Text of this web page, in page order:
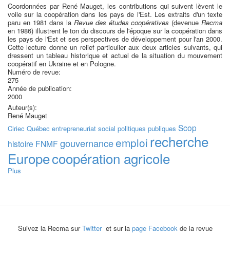
Coordonnées par René Mauget, les contributions qui suivent lèvent le
voile sur la coopération dans les pays de l'Est. Les extraits d'un texte
paru en 1981 dans la Revue des études coopératives (devenueRecma
en 1986) illustrent le ton du discours de l'époque sur la coopération dans
les pays de l'Est et ses perspectives de développement pour l'an 2000.
Cette lecture donne un relief particulier aux deux articles suivants, qui
dressent un tableau historique et actuel de la situation du mouvement
coopératif en Ukraine et en Pologne.
Numéro de revue:
275
Année de publication:
2000
Auteur(s):
René Mauget
Ciriec Québec entrepreneuriat social politiques publiques Scop
histoire FNMF gouvernanceemploi recherche
Europecoopération agricole
Plus
Suivez la Recma surTwitter et sur la page Facebook de la revue